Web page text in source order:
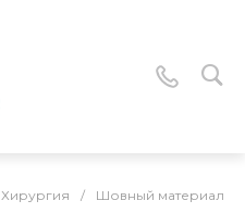
Хирургия / Шовный материал